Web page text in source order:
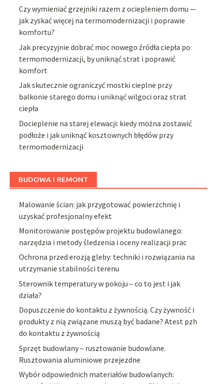
Czy wymieniać grzejniki razem z ociepleniem domu —
jak zyskać więcej na termomodernizacji i poprawie
komfortu?
Jak precyzyjnie dobrać moc nowego źródła ciepła po
termomodernizacji, by uniknąć strat i poprawić
komfort
Jak skutecznie ograniczyć mostki cieplne przy
balkonie starego domu i uniknąć wilgoci oraz strat
ciepła
Docieplenie na starej elewacji: kiedy można zostawić
podłoże i jak uniknąć kosztownych błędów przy
termomodernizacji
BUDOWA I REMONT
Malowanie ścian: jak przygotować powierzchnię i
uzyskać profesjonalny efekt
Monitorowanie postępów projektu budowlanego:
narzędzia i metody śledzenia i oceny realizacji prac
Ochrona przed erozją gleby: techniki i rozwiązania na
utrzymanie stabilności terenu
Sterownik temperatury w pokoju – co to jest i jak
działa?
Dopuszczenie do kontaktu z żywnością. Czy żywność i
produkty z nią związane muszą być badane? Atest pzh
do kontaktu z żywnością
Sprzęt budowlany – rusztowanie budowlane.
Rusztowania aluminiowe przejezdne
Wybór odpowiednich materiałów budowlanych: